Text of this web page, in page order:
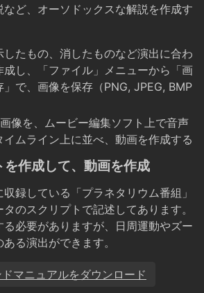
など、オーソドックスな解説を作成す
したもの、消したものなど演出に合わ
成し、「ファイル」メニューから「画
」で、画像を保存（PNG, JPEG, BMP
像を、ムービー編集ソフト上で音声
イムライン上に並べ、動画を作成する
を作成して、動画を作成
録している「プラネタリウム番組」
のスクリプトで記述してあります。
る必要がありますが、日周運動やズー
る演出ができます。
マニュアルをダウンロード